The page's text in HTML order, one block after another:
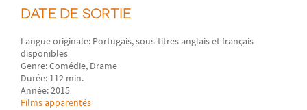
DATE DE SORTIE
Langue originale: Portugais, sous-titres anglais et français
disponibles
Genre: Comédie, Drame
Durée: 112 min.
Année: 2015
Films apparentés